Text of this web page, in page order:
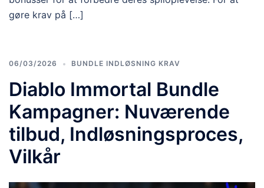
gøre krav på […]
06/03/2026 BUNDLE INDLØSNING KRAV
Diablo Immortal Bundle
Kampagner: Nuværende
tilbud, Indløsningsproces,
Vilkår